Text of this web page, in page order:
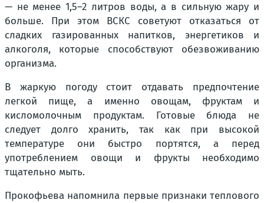
— не менее 1,5–2 литров воды, а в сильную жару и
больше. При этом ВСКС советуют отказаться от
сладких газированных напитков, энергетиков и
алкоголя, которые способствуют обезвоживанию
организма.
В жаркую погоду стоит отдавать предпочтение
легкой пище, а именно овощам, фруктам и
кисломолочным продуктам. Готовые блюда не
следует долго хранить, так как при высокой
температуре они быстро портятся, а перед
употреблением овощи и фрукты необходимо
тщательно мыть.
Прокофьева напомнила первые признаки теплового